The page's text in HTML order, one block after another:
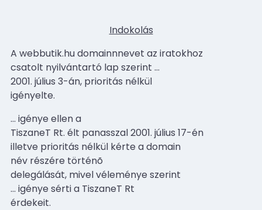
Indokolás
A webbutik.hu domainnnevet az iratokhoz
csatolt nyilvántartó lap szerint …
2001. július 3-án, prioritás nélkül
igényelte.
… igénye ellen a
TiszaneT Rt. élt panasszal 2001. július 17-én
illetve prioritás nélkül kérte a domain
név részére történõ
delegálását, mivel véleménye szerint
… igénye sérti a TiszaneT Rt
érdekeit.